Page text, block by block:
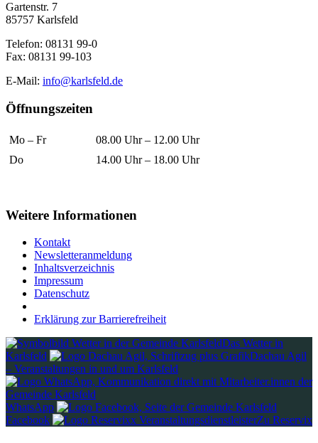
Gartenstr. 7
85757 Karlsfeld
Telefon: 08131 99-0
Fax: 08131 99-103
E-Mail: info@karlsfeld.de
Öffnungszeiten
Mo – Fr
08.00 Uhr – 12.00 Uhr
Do
14.00 Uhr – 18.00 Uhr
Weitere Informationen
Kontakt
Newsletteranmeldung
Inhaltsverzeichnis
Impressum
Datenschutz
Erklärung zur Barrierefreiheit
Das Wetter in
Karlsfeld
Dachau Agil
– Veranstaltungen in und um Karlsfeld
WhatsApp
Facebook
Zu Reservix